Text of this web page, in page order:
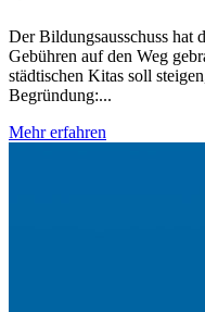
Der Bildungsausschuss hat
Gebühren auf den Weg
städtischen Kitas soll
Begründung:...
Mehr erfahren